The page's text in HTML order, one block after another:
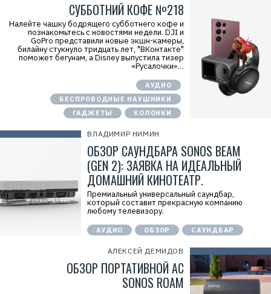
СУББОТНИЙ КОФЕ №218
Налейте чашку бодрящего субботнего кофе и
познакомьтесь с новостями недели. DJI и
GoPro представили новые экшн-камеры,
билайну стукнуло тридцать лет, "ВКонтакте"
поможет бегунам, а Disney выпустила тизер
«Русалочки»…
АУДИО
БЕСПРОВОДНЫЕ НАУШНИКИ
ГАДЖЕТЫ
КОЛОНКИ
ВЛАДИМИР НИМИН
ОБЗОР САУНДБАРА SONOS BEAM
(GEN 2): ЗАЯВКА НА ИДЕАЛЬНЫЙ
ДОМАШНИЙ КИНОТЕАТР.
Премиальный универсальный саундбар,
который составит прекрасную компанию
любому телевизору.
АУДИО ОБЗОР САУНДБАР
АЛЕКСЕЙ ДЕМИДОВ
ОБЗОР ПОРТАТИВНОЙ АС
SONOS ROAM